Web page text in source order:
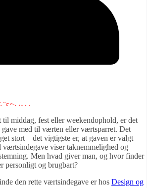
middag, fest eller weekendophold, er det
gave med til værten eller værtsparret. Det
stort – det vigtigste er, at gaven er valgt
værtsindegave viser taknemmelighed og
Men hvad giver man, og hvor finder
personligt og brugbart?
den rette værtsindegave er hos Design og